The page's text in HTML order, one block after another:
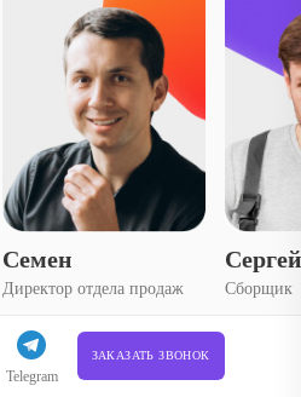
Telegram
ЗАКАЗАТЬ ЗВОНОК
Семен
Директор отдела продаж Сборщик